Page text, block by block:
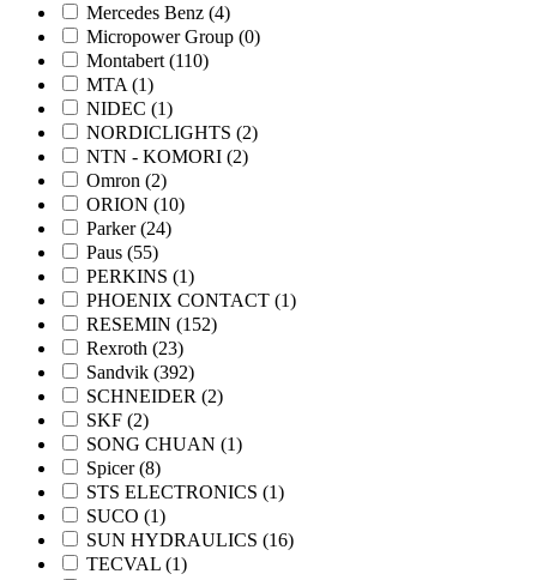
Mercedes Benz (4)
Micropower Group (0)
Montabert (110)
MTA (1)
NIDEC (1)
NORDICLIGHTS (2)
NTN - KOMORI (2)
Omron (2)
ORION (10)
Parker(24)
Paus (55)
PERKINS (1)
PHOENIX CONTACT (1)
RESEMIN (152)
Rexroth (23)
Sandvik (392)
SCHNEIDER (2)
SKF (2)
SONG CHUAN (1)
Spicer(8)
STS ELECTRONICS (1)
SUCO (1)
SUN HYDRAULICS (16)
TECVAL (1)